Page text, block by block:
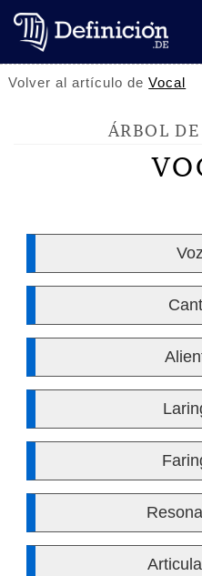
Volver al artículo deVocal
ÁRBOL
Voz